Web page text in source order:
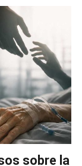
sobre la